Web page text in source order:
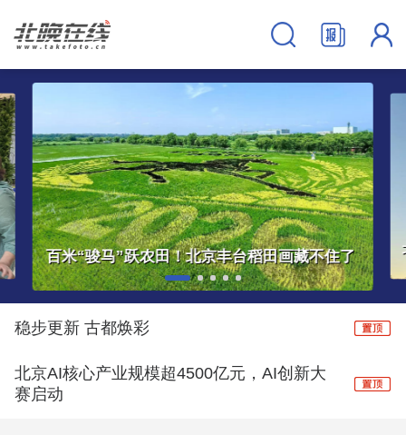
北京雨燕启程飞向非洲！走这么早，原来跟主汛期有关
稳步更新 古都焕彩
北京AI核心产业规模超4500亿元，AI创新大
赛启动